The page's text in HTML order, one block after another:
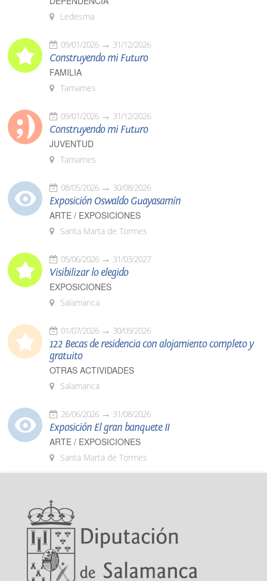
Ledesma
09/01/2026 31/12/2026
Construyendo mi Futuro
FAMILIA
Tamames
09/01/2026 31/12/2026
Construyendo mi Futuro
JUVENTUD
Tamames
08/05/2026 30/08/2026
Exposición Oswaldo Guayasamín
ARTE / EXPOSICIONES
Santa Marta de Tormes
05/06/2026 31/03/2027
Visibilizar lo elegido
EXPOSICIONES
Salamanca
01/07/2026 30/09/2026
122 Becas de residencia con alojamiento completo y
gratuito
OTRAS ACTIVIDADES
Salamanca
26/06/2026 31/08/2026
Exposición El gran banquete II
ARTE / EXPOSICIONES
Santa Marta de Tormes